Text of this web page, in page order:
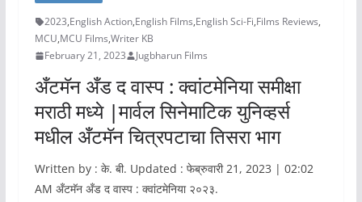
2023,English Action,English Films,English Sci-Fi,Films Reviews,
MCU,MCU Films,Writer KB
February 21, 2023
Jugbharun Films
अँटमॅन अँड द वास्प : क्वांटमेनिया समीक्षा
मराठी मध्ये |मार्वल सिनेमाटिक युनिव्हर्स
मधील अँटमॅन चित्रपटाचा तिसरा भाग
Written by : के. बी. Updated : फेब्रुवारी 21, 2023 | 02:02
AM अँटमॅन अँड द वास्प : क्वांटमेनिया २०२३.